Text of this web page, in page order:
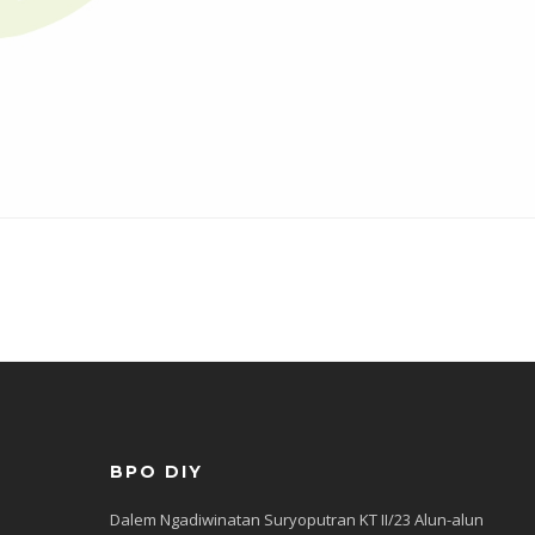
BPO DIY
Dalem Ngadiwinatan Suryoputran KT II/23 Alun-alun